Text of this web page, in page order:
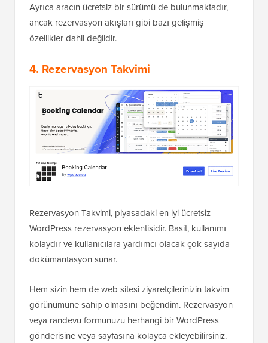
Ayrıca aracın ücretsiz bir sürümü de bulunmaktadır,
ancak rezervasyon akışları gibi bazı gelişmiş
özellikler dahil değildir.
4. Rezervasyon Takvimi
Rezervasyon Takvimi, piyasadaki en iyi ücretsiz
WordPress rezervasyon eklentisidir. Basit, kullanımı
kolaydır ve kullanıcılara yardımcı olacak çok sayıda
dokümantasyon sunar.
Hem sizin hem de web sitesi ziyaretçilerinizin takvim
görünümüne sahip olmasını beğendim. Rezervasyon
veya randevu formunuzu herhangi bir WordPress
gönderisine veya sayfasına kolayca ekleyebilirsiniz.